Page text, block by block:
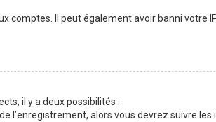
comptes. Il peut également avoir banni votre
il y a deux possibilités :
l’enregistrement, alors vous devrez suivre